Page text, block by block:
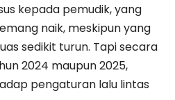
kepada pemudik, yang
naik, meskipun yang
sedikit turun. Tapi secara
2024 maupun 2025,
pengaturan lalu lintas